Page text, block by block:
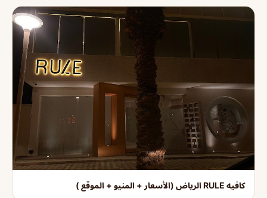
كافيه RULE الرياض (الأسعار + المنيو + الموقع )